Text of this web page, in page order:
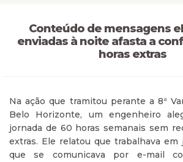
Conteúdo de mensagens
enviadas à noite afasta a
horas extras
Na ação que tramitou perante a 8ª
Belo Horizonte, um engenheiro
jornada de 60 horas semanais sem
extras. Ele relatou que trabalhava em
que se comunicava por e-mail